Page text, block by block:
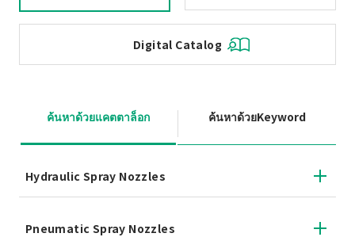
Digital Catalog
ค้นหาด้วยแคตตาล็อก ค้นหาด้วยKeyword
Hydraulic Spray Nozzles
Pneumatic Spray Nozzles